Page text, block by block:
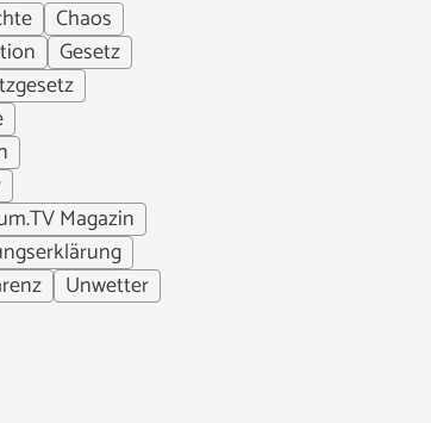
Chaos
Gesetz
Magazin
Unwetter